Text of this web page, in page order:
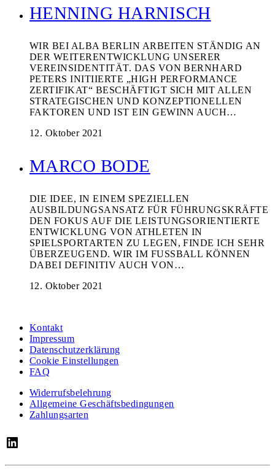
HENNING HARNISCH
WIR BEI ALBA BERLIN ARBEITEN STÄNDIG AN
DER WEITERENTWICKLUNG UNSERER
VEREINSIDENTITÄT. DAS VON BERNHARD
PETERS INITIIERTE „HIGH PERFORMANCE
ZERTIFIKAT“ BESCHÄFTIGT SICH MIT ALLEN
STRATEGISCHEN UND KONZEPTIONELLEN
FAKTOREN UND IST EIN GEWINN AUCH…
12. Oktober 2021
MARCO BODE
DIE IDEE, IN EINEM SPEZIELLEN
AUSBILDUNGSANSATZ FÜR FÜHRUNGSKRÄFTE
DEN FOKUS AUF DIE LEISTUNGSORIENTIERTE
ENTWICKLUNG VON ATHLETEN IN
SPIELSPORTARTEN ZU LEGEN, FINDE ICH SEHR
ÜBERZEUGEND. WIR IM FUSSBALL KÖNNEN
DABEI DEFINITIV AUCH VON…
12. Oktober 2021
Kontakt
Impressum
Datenschutzerklärung
Cookie Einstellungen
FAQ
Widerrufsbelehrung
Allgemeine Geschäftsbedingungen
Zahlungsarten
LinkedIn